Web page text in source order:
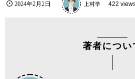
2024年2月2日 上村学 422
著者につい